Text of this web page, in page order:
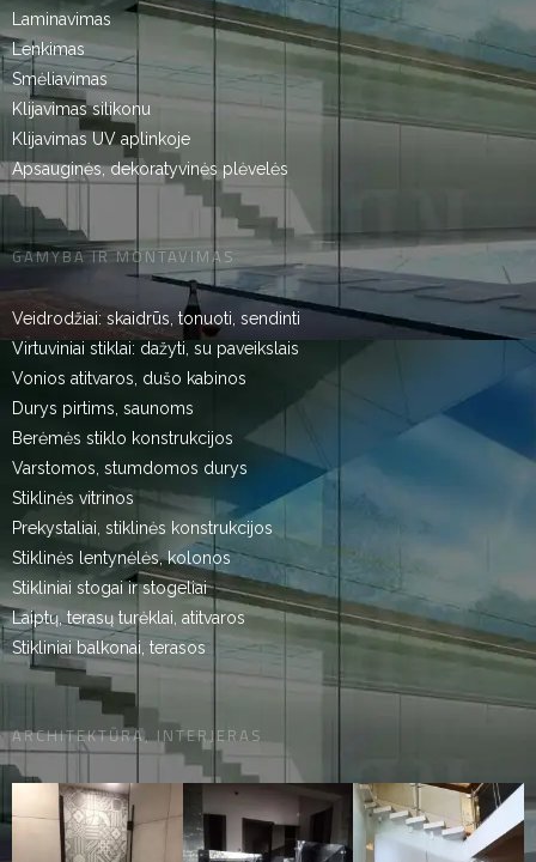
Laminavimas
Lenkimas
Smėliavimas
Klijavimas silikonu
Klijavimas UV aplinkoje
Apsauginės, dekoratyvinės plėvelės
GAMYBA IR MONTAVIMAS
Veidrodžiai: skaidrūs, tonuoti, sendinti
Virtuviniai stiklai: dažyti, su paveikslais
Vonios atitvaros, dušo kabinos
Durys pirtims, saunoms
Berėmės stiklo konstrukcijos
Varstomos, stumdomos durys
Stiklinės vitrinos
Prekystaliai, stiklinės konstrukcijos
Stiklinės lentynėlės, kolonos
Stikliniai stogai ir stogeliai
Laiptų, terasų turėklai, atitvaros
Stikliniai balkonai, terasos
ARCHITEKTŪRA, INTERJERAS